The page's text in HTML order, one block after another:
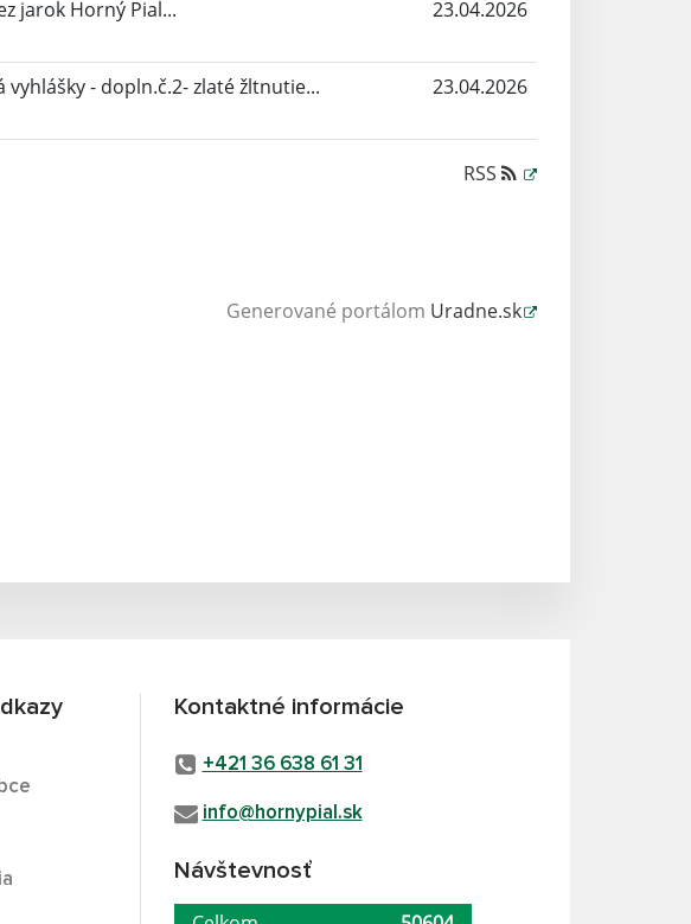
jarok Horný Pial... 23.04.2026
vyhlášky - dopln.č.2- zlaté žltnutie... 23.04.2026
RSS
Generované portálom Uradne.sk
Kontaktné informácie
+421 36 638 61 31
info@hornypial.sk
Návštevnosť